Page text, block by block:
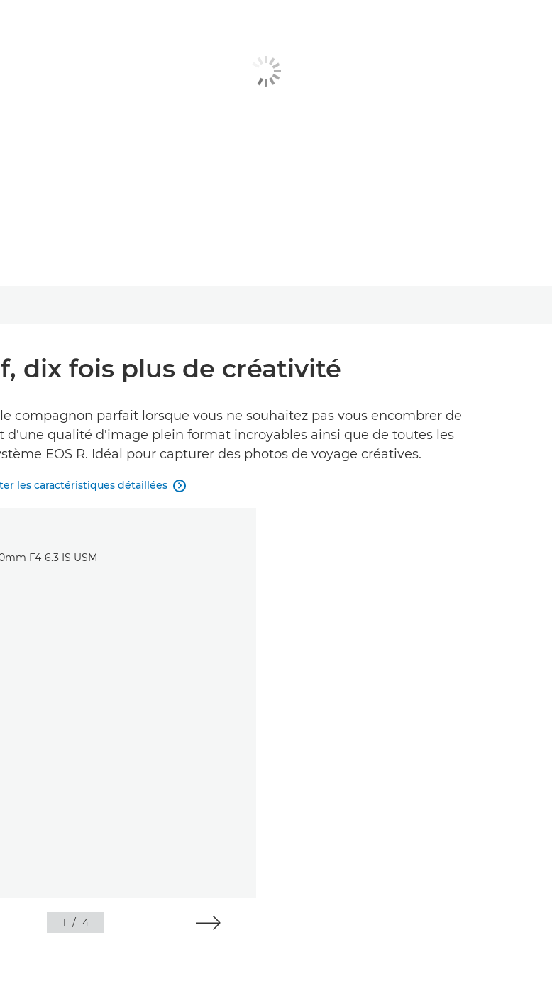
dix fois plus de créativité
compagnon parfait lorsque vous ne souhaitez pas vous encombrer de
d'une qualité d'image plein format incroyables ainsi que de toutes les
EOS R. Idéal pour capturer des photos de voyage créatives.
les caractéristiques détaillées 
1 / 4